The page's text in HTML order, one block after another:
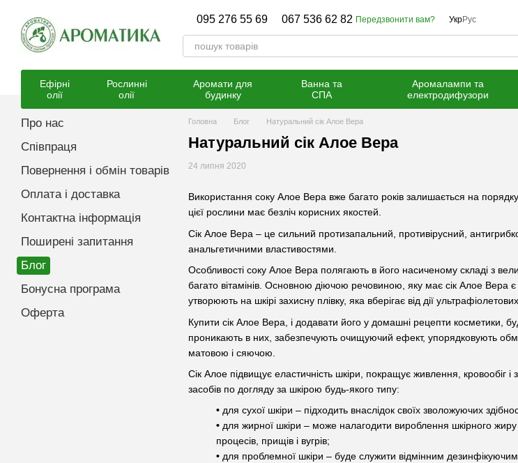
095 276 55 69 067 536 62 82 Передзвонити вам? УкрРус
Ефірні
олії
Рослинні
олії
Аромати для
будинку
Ванна та
СПА
Аромалампи та
електродифузори
Головна Блог Натуральний сік Алое Вера
Натуральний сік Алое Вера
24 липня 2020
Використання соку Алое Вера вже багато років залишається на
цієї рослини має безліч корисних якостей.
Сік Алое Вера – це сильний протизапальний, противірусний,
анальгетичними властивостями.
Особливості соку Алое Вера полягають в його насиченому складі з
багато вітамінів. Основною діючою речовиною, яку має сік Алое
утворюють на шкірі захисну плівку, яка вберігає від дії
Купити сік Алое Вера, і додавати його у домашні рецепти косметики,
проникають в них, забезпечують очищуючий ефект, упорядковують
матовою і сяючою.
Сік Алое підвищує еластичність шкіри, покращує живлення, кровообіг
засобів по догляду за шкірою будь-якого типу:
• для сухої шкіри – підходить внаслідок своїх зволожуючих
• для жирної шкіри – може налагодити вироблення шкірного
процесів, прищів і вугрів;
• для проблемної шкіри – буде служити відмінним
Про нас
Співпраця
Повернення і обмін товарів
Оплата і доставка
Контактна інформація
Поширені запитання
Блог
Бонусна програма
Оферта